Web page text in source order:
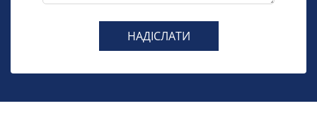
НАДІСЛАТИ